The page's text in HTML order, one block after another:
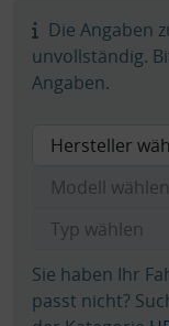
Die Angaben
unvollständig.
Angaben.
Sie haben Ihr
passt nicht?